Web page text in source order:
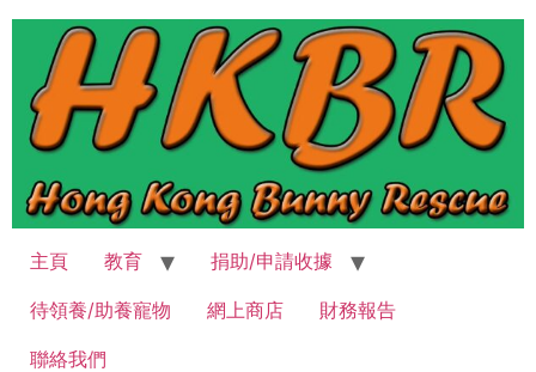
跳
主頁 教育 捐助/申請收據
待領養/助養寵物 網上商店 財務報告
聯絡我們